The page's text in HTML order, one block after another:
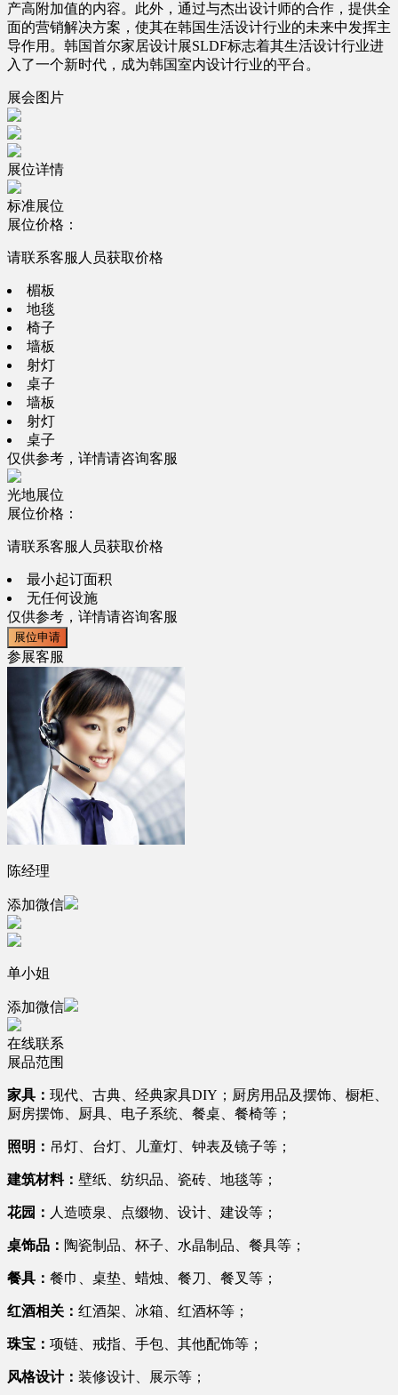
产高附加值的内容。此外，通过与杰出设计师的合作，提供全
面的营销解决方案，使其在韩国生活设计行业的未来中发挥主
导作用。韩国首尔家居设计展SLDF标志着其生活设计行业进
入了一个新时代，成为韩国室内设计行业的平台。
展会图片
展位详情
标准展位
展位价格：
请联系客服人员获取价格
楣板
地毯
椅子
墙板
射灯
桌子
墙板
射灯
桌子
仅供参考，详情请咨询客服
光地展位
展位价格：
请联系客服人员获取价格
最小起订面积
无任何设施
仅供参考，详情请咨询客服
展位申请
参展客服
陈经理
添加微信
单小姐
添加微信
在线联系
展品范围
家具： 现代、古典、经典家具DIY；厨房用品及摆饰、橱柜、
厨房摆饰、厨具、电子系统、餐桌、餐椅等；
照明： 吊灯、台灯、儿童灯、钟表及镜子等；
建筑材料： 壁纸、纺织品、瓷砖、地毯等；
花园： 人造喷泉、点缀物、设计、建设等；
桌饰品： 陶瓷制品、杯子、水晶制品、餐具等；
餐具： 餐巾、桌垫、蜡烛、餐刀、餐叉等；
红酒相关： 红酒架、冰箱、红酒杯等；
珠宝： 项链、戒指、手包、其他配饰等；
风格设计： 装修设计、展示等；